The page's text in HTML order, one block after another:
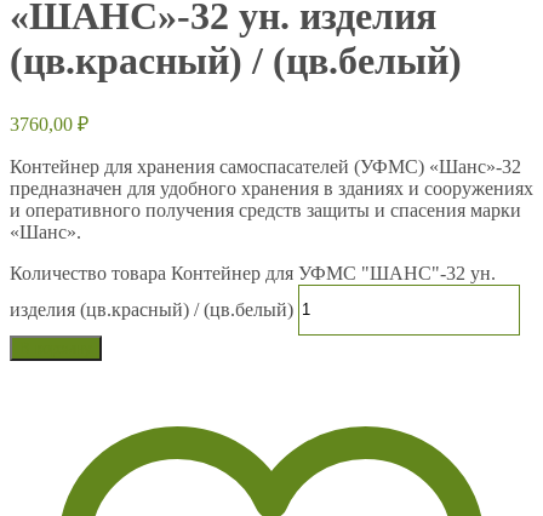
«ШАНС»-32 ун. изделия
(цв.красный) / (цв.белый)
3760,00 ₽
Контейнер для хранения самоспасателей (УФМС) «Шанс»-32
предназначен для удобного хранения в зданиях и сооружениях
и оперативного получения средств защиты и спасения марки
«Шанс».
Количество товара Контейнер для УФМС "ШАНС"-32 ун.
изделия (цв.красный) / (цв.белый)